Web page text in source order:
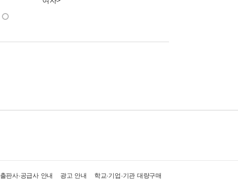
출판사·공급사 안내 광고 안내 학교·기업·기관 대량구매